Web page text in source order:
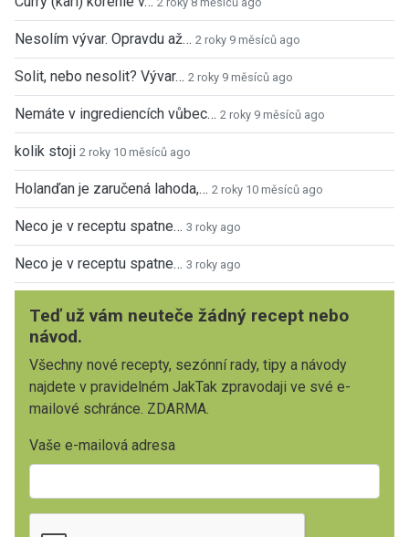
Nesolím vývar. Opravdu až… 2 roky 9 měsíců ago
Solit, nebo nesolit? Vývar… 2 roky 9 měsíců ago
Nemáte v ingrediencích vůbec… 2 roky 9 měsíců ago
kolik stoji 2 roky 10 měsíců ago
Holanďan je zaručená lahoda,… 2 roky 10 měsíců ago
Neco je v receptu spatne… 3 roky ago
Neco je v receptu spatne… 3 roky ago
Teď už vám neuteče žádný recept nebo
návod.
Všechny nové recepty, sezónní rady, tipy a návody
najdete v pravidelném JakTak zpravodaji ve své e-
mailové schránce. ZDARMA.
Vaše e-mailová adresa